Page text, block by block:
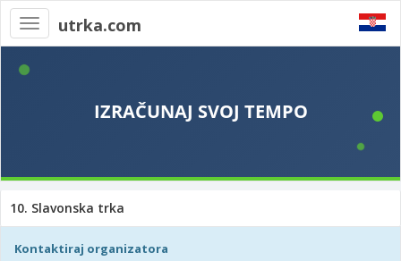
Toggle
navigation
utrka.com
10. Slavonska trka
Kontaktiraj organizatora